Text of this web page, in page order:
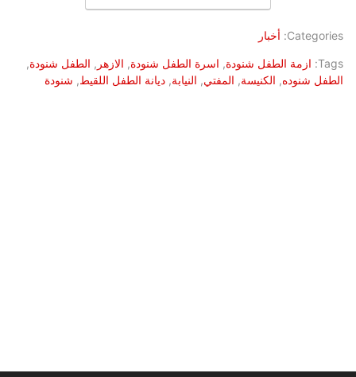
Categories: أخبار
Tags: ازمة الطفل شنودة, اسرة الطفل شنودة, الازهر , الطفل شنودة,
الطفل شنوده, الكنيسة, المفتي, النيابة, ديانة الطفل اللقيط, شنودة